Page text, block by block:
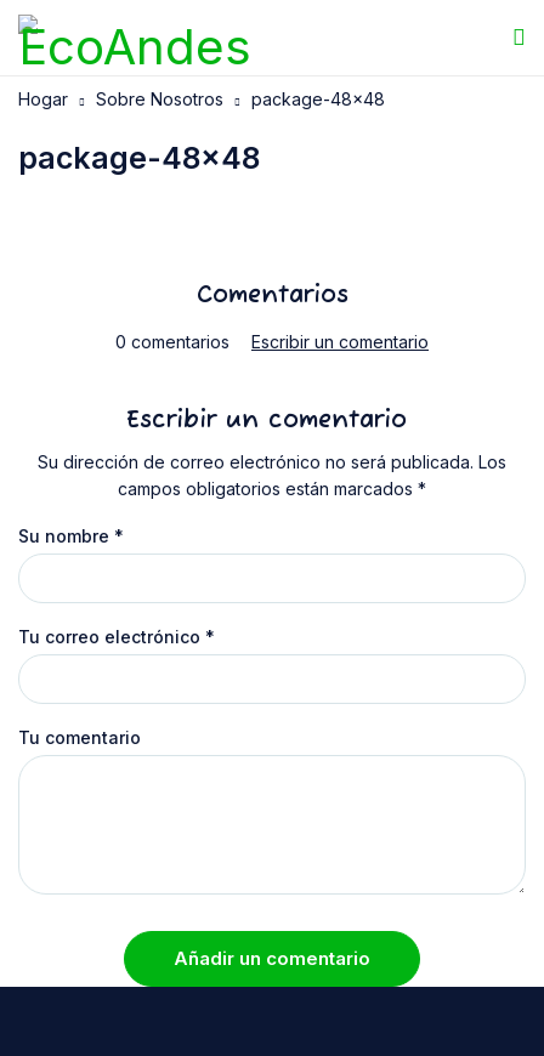
package-48×48
Hogar Sobre Nosotros package-48×48
Comentarios
0 comentarios Escribir un comentario
Escribir un comentario
Su dirección de correo electrónico no será publicada. Los
campos obligatorios están marcados *
Su nombre *
Tu correo electrónico *
Tu comentario
Añadir un comentario